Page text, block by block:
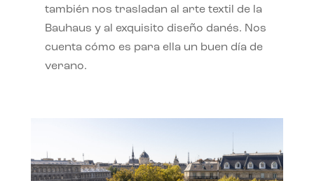
también nos trasladan al arte textil de la
Bauhaus y al exquisito diseño danés. Nos
cuenta cómo es para ella un buen día de
verano.